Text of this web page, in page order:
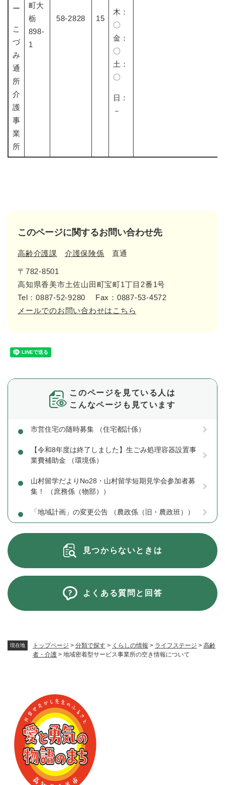
現在地 トップページ > 分類で探す > くらしの情報 > ライフステージ > 高齢
者・介護 > 地域密着型サービス事業所の空き情報について
ー
こ
づ
み
通
所
介
護
事
業
所
町大
栃
898-
1
58-2828 15
​木：
〇​
金：
〇
土：
〇
​日：
－
このページに関するお問い合わせ先
高齢介護課 介護保険係 直通
〒782-8501
高知県香美市土佐山田町宝町1丁目2番1号
Tel：0887-52-9280
Fax：0887-53-4572
メールでのお問い合わせはこちら
このページを見ている人は
こんなページも見ています
市営住宅の随時募集 （住宅都計係）
【令和8年度は終了しました】生ごみ処理容器設置事
業費補助金 （環境係）
山村留学だよりNo28・山村留学短期見学会参加者募
集！ （庶務係（物部））
「地域計画」の変更公告 （農政係（旧・農政班））
見つからないときは
よくある質問と回答